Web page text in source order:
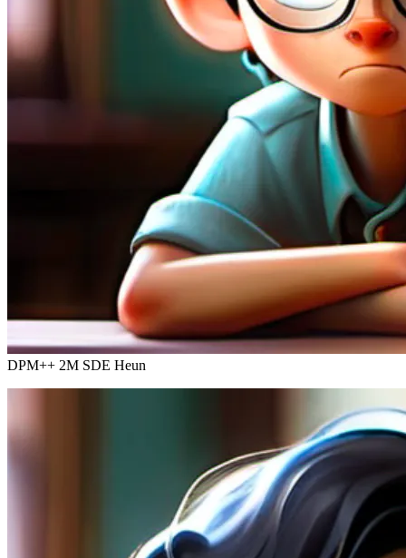
DPM++ 2M SDE Heun